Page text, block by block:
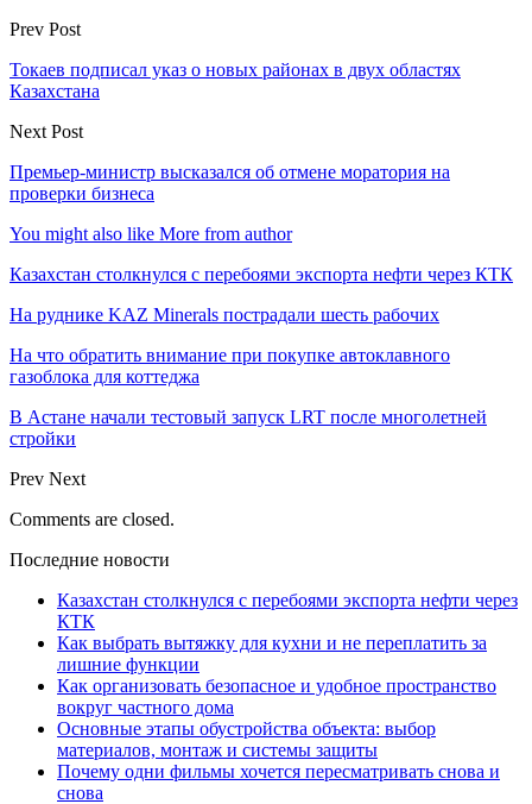
Prev Post
Токаев подписал указ о новых районах в двух областях
Казахстана
Next Post
Премьер-министр высказался об отмене моратория на
проверки бизнеса
You might also like More from author
Казахстан столкнулся с перебоями экспорта нефти через КТК
На руднике KAZ Minerals пострадали шесть рабочих
На что обратить внимание при покупке автоклавного
газоблока для коттеджа
В Астане начали тестовый запуск LRT после многолетней
стройки
Prev Next
Comments are closed.
Последние новости
Казахстан столкнулся с перебоями экспорта нефти через
КТК
Как выбрать вытяжку для кухни и не переплатить за
лишние функции
Как организовать безопасное и удобное пространство
вокруг частного дома
Основные этапы обустройства объекта: выбор
материалов, монтаж и системы защиты
Почему одни фильмы хочется пересматривать снова и
снова